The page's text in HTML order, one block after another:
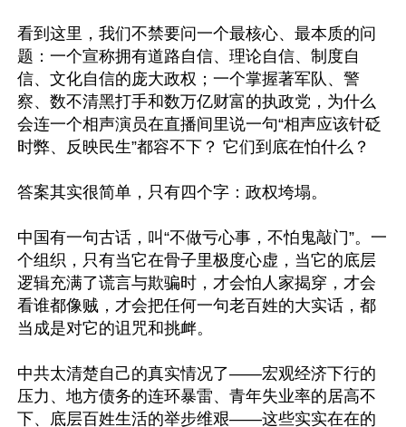
看到这里，我们不禁要问一个最核心、最本质的问
题：一个宣称拥有道路自信、理论自信、制度自
信、文化自信的庞大政权；一个掌握著军队、警
察、数不清黑打手和数万亿财富的执政党，为什么
会连一个相声演员在直播间里说一句“相声应该针砭
时弊、反映民生”都容不下？ 它们到底在怕什么？
答案其实很简单，只有四个字：政权垮塌。
中国有一句古话，叫“不做亏心事，不怕鬼敲门”。一
个组织，只有当它在骨子里极度心虚，当它的底层
逻辑充满了谎言与欺骗时，才会怕人家揭穿，才会
看谁都像贼，才会把任何一句老百姓的大实话，都
当成是对它的诅咒和挑衅。
中共太清楚自己的真实情况了——宏观经济下行的
压力、地方债务的连环暴雷、青年失业率的居高不
下、底层百姓生活的举步维艰——这些实实在在的